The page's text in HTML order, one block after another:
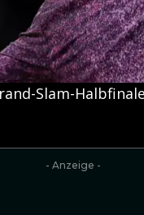
Slam-Halbfinale
- Anzeige -